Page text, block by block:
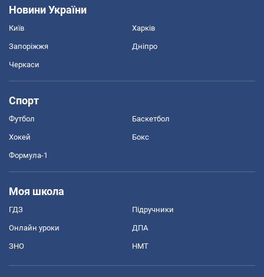
Новини України
Київ Харків
Запоріжжя Дніпро
Черкаси
Спорт
Футбол Баскетбол
Хокей Бокс
Формула-1
Моя школа
ГДЗ Підручники
Онлайн уроки ДПА
ЗНО НМТ